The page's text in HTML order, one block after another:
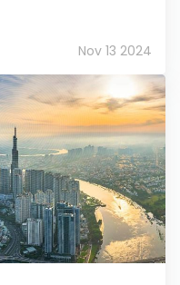
Nov 13 2024